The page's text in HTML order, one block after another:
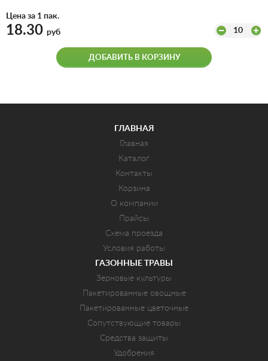
Цена за 1 пак.
18.30 руб 10
ДОБАВИТЬ В КОРЗИНУ
ГЛАВНАЯ
Главная
Каталог
Контакты
Корзина
О компании
Прайсы
Схема проезда
Условия работы
ГАЗОННЫЕ ТРАВЫ
Зерновые культуры
Пакетированные овощные
Пакетированные цветочные
Сопутствующие товары
Средства защиты
Удобрения